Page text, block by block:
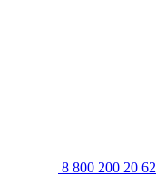
8 800 200 20 62